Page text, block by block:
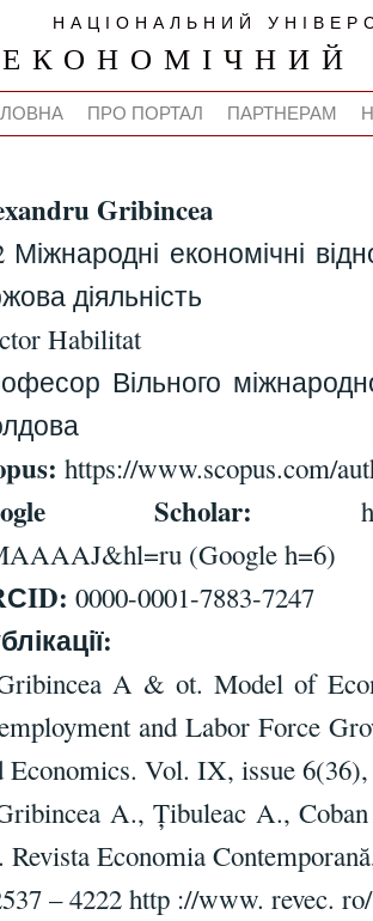
НАЦІОНАЛЬНИЙ
ЕКОНОМІЧНИЙ
ПРО ПОРТАЛ ПАРТНЕРАМ
Gribincea
Міжнародні економічні
діяльність
Habilitat
Вільного
https://www.scopus.com/
Scholar: https://
(Google h=6)
0000-0001-7883-7247
A & ot. Model of
and Labor Force
Economics. Vol. IX, issue
A., Țibuleac A.,
Revista Economia
– 4222 http ://www. revec.